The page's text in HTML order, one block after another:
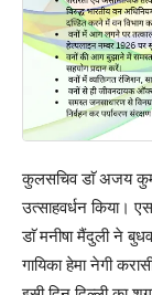
कुलसचिव डाॅ अजय
उत्साहवर्धन किया।
डाॅ मनीषा मैंदुली ने
गायिका हेमा नेगी